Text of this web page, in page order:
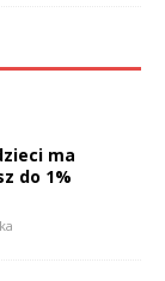
ma
do 1%